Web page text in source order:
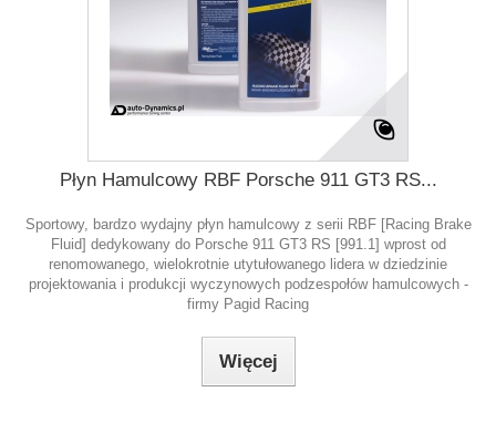
Płyn Hamulcowy RBF Porsche 911 GT3 RS...
Sportowy, bardzo wydajny płyn hamulcowy z serii RBF [Racing Brake
Fluid] dedykowany do Porsche 911 GT3 RS [991.1] wprost od
renomowanego, wielokrotnie utytułowanego lidera w dziedzinie
projektowania i produkcji wyczynowych podzespołów hamulcowych -
firmy Pagid Racing
Więcej